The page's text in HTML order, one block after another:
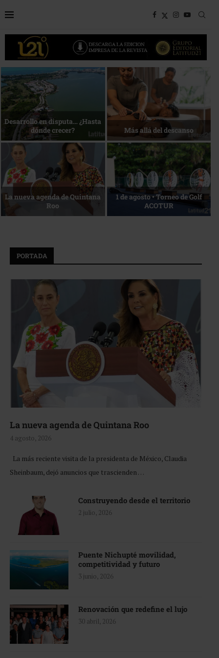
Bottega, un viaje servido a la
mesa
Energía que Impulsa la
competitividad
Reconocimiento de viajeros La esencia del servicio
PORTADA
La nueva agenda de Quintana Roo
4 agosto, 2026
La más reciente visita de la presidenta de México, Claudia
Sheinbaum, dejó anuncios que trascienden …
Construyendo desde el territorio
2 julio, 2026
Puente Nichupté movilidad,
competitividad y futuro
3 junio, 2026
Renovación que redefine el lujo
30 abril, 2026